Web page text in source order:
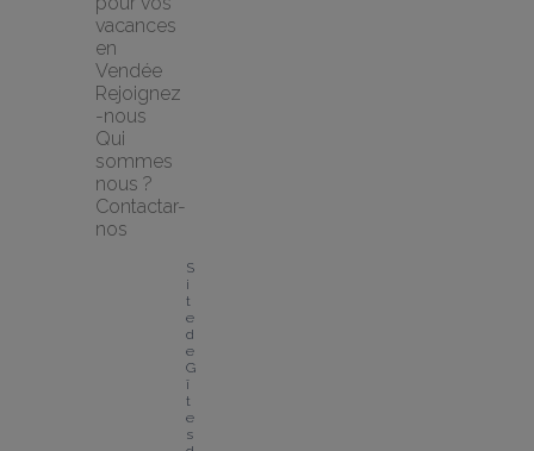
vacances
en
Vendée
Rejoignez
-nous
Qui
sommes
nous ?
Contactar-
nos
S
i
t
e
d
e
G
î
t
e
s